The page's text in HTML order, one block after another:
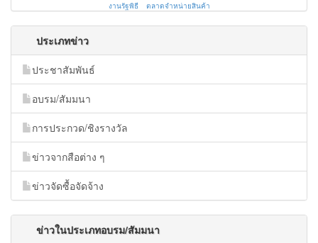
งานรัฐพิธี ตลาดจำหน่ายสินค้า
ประเภทข่าว
ประชาสัมพันธ์
อบรม/สัมมนา
การประกวด/ชิงรางวัล
ข่าวจากสือต่าง ๆ
ข่าวจัดซื้อจัดจ้าง
ข่าวในประเภทอบรม/สัมมนา